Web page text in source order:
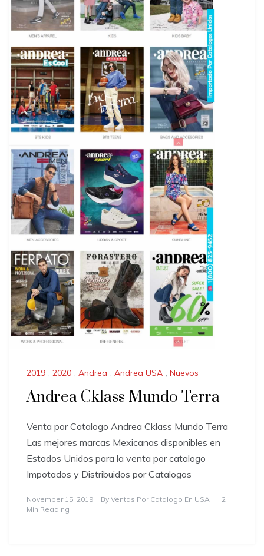
2019 , 2020 , Andrea , Andrea USA , Nuevos
Andrea Cklass Mundo Terra
Venta por Catalogo Andrea Cklass Mundo Terra
Las mejores marcas Mexicanas disponibles en
Estados Unidos para la venta por catalogo
Impotados y Distribuidos por Catalogos
November 15, 2019 By Ventas Por Catalogo En USA
2
Min Reading